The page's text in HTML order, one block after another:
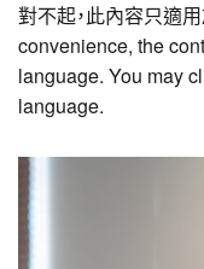
對不起，此內容只適
convenience, the
language. You may
language.